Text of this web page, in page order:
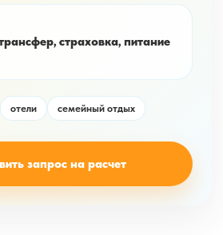
страховка, питание
отели семейный отдых
запрос на расчет